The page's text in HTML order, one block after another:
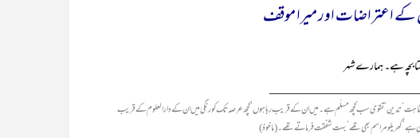
کے اعتراضات اور میرا موقف
ہے۔ ہمارے شہر
کی فقاہت‘ تدین ‘ تقویٰ سب کچھ مسلّم ہے۔ میں ان کے قریب رہا ہوں‘ کچھ عرصہ تک کورنگی میں ان کے دارالعلوم کے قریب
ہے‘ گھریلو مراسم بھی تھے‘ بہت شفقت فرماتے تھے۔ (ماخوذ)